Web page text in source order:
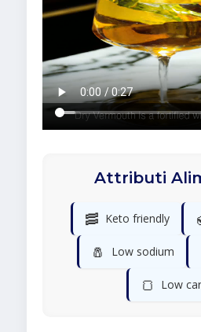
Attributi
🥓 Keto friendly
🧂 Low sodium
🍞 Low